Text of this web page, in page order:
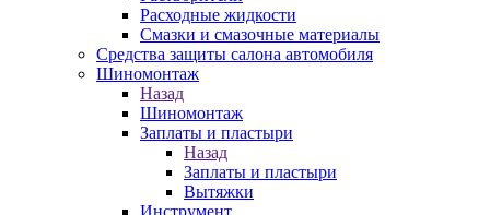
Расходные жидкости
Смазки и смазочные материалы
Средства защиты салона автомобиля
Шиномонтаж
Назад
Шиномонтаж
Заплаты и пластыри
Назад
Заплаты и пластыри
Вытяжки
Инструмент